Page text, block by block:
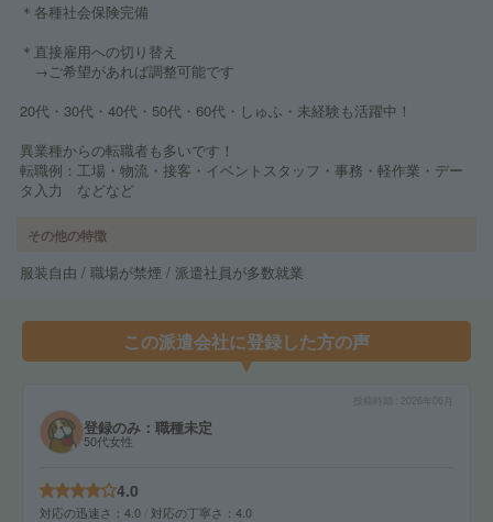
＊各種社会保険完備
＊直接雇用への切り替え
→ご希望があれば調整可能です
20代・30代・40代・50代・60代・しゅふ・未経験も活躍中！
異業種からの転職者も多いです！
転職例：工場・物流・接客・イベントスタッフ・事務・軽作業・デー
タ入力 などなど
その他の特徴
服装自由 / 職場が禁煙 / 派遣社員が多数就業
この派遣会社に登録した方の声
登録のみ：職種未定
50代女性
4.0
対応の迅速さ 4.0 対応の丁寧さ 4.0